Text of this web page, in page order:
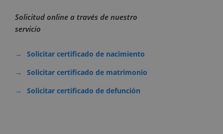
Solicitud online a través de nuestro
servicio
Solicitar certificado de nacimiento
Solicitar certificado de matrimonio
Solicitar certificado de defunción